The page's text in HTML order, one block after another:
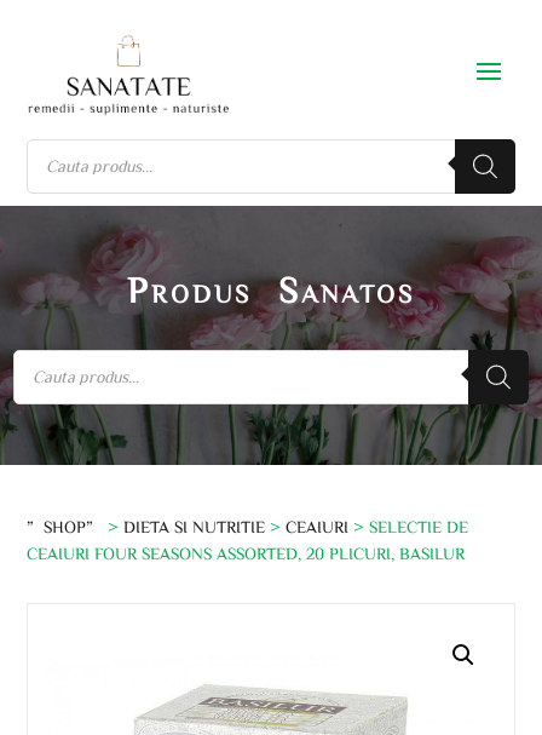
Produs Sanatos
”SHOP” >DIETA SI NUTRITIE >CEAIURI > SELECTIE DE
CEAIURI FOUR SEASONS ASSORTED, 20 PLICURI, BASILUR